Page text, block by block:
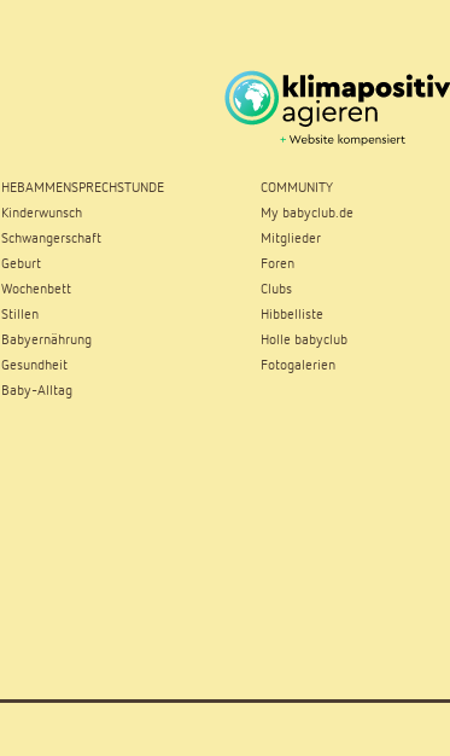
HEBAMMENSPRECHSTUNDE
Kinderwunsch
Schwangerschaft
Geburt
Wochenbett
Stillen
Babyernährung
Gesundheit
Baby-Alltag
COMMUNITY
My babyclub.de
Mitglieder
Foren
Clubs
Hibbelliste
Holle babyclub
Fotogalerien